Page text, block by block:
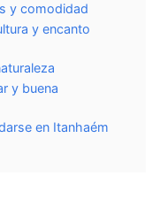
y comodidad
y encanto
y buena
en Itanhaém